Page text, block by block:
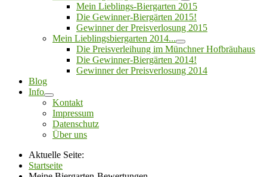
Mein Lieblings-Biergarten 2015
Die Gewinner-Biergärten 2015!
Gewinner der Preisverlosung 2015
Mein Lieblingsbiergarten 2014...
Die Preisverleihung im Münchner Hofbräuhaus
Die Gewinner-Biergärten 2014!
Gewinner der Preisverlosung 2014
Blog
Info
Kontakt
Impressum
Datenschutz
Über uns
Aktuelle Seite:
Startseite